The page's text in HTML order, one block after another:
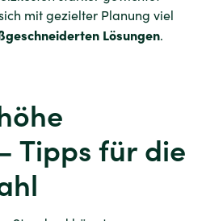
mit gezielter Planung viel
Lösungen.
Tipps für die